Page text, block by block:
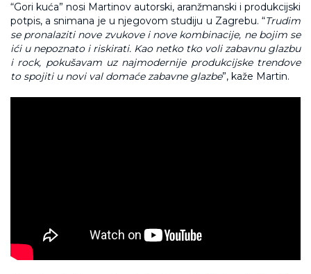
“Gori kuća” nosi Martinov autorski, aranžmanski i produkcijski
potpis, a snimana je u njegovom studiju u Zagrebu. “Trudim
se pronalaziti nove zvukove i nove kombinacije, ne bojim se
ići u nepoznato i riskirati. Kao netko tko voli zabavnu glazbu
i rock, pokušavam uz najmodernije produkcijske trendove
to spojiti u novi val domaće zabavne glazbe”, kaže Martin.